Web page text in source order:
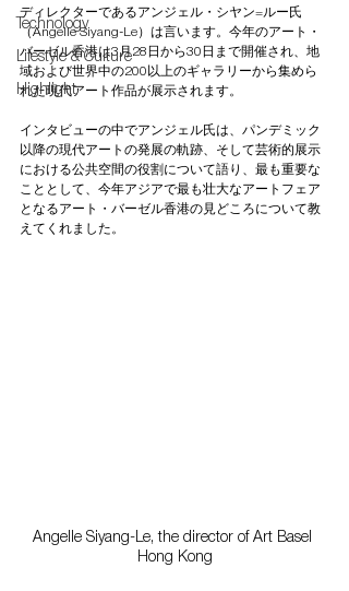
Technology
Lifestyle & Culture
Highlight
ディレクターであるアンジェル・シヤン=ルー氏
（Angelle Siyang-Le）は言います。今年のアート・
バーゼル香港は3月28日から30日まで開催され、地
域および世界中の200以上のギャラリーから集めら
れた現代アート作品が展示されます。
インタビューの中でアンジェル氏は、パンデミック
以降の現代アートの発展の軌跡、そして芸術的展示
における公共空間の役割について語り、 最も重要な
こととして、今年アジアで最も壮大なアートフェア
となるアート・バーゼル香港の見どころについて教
えてくれました。
Angelle Siyang-Le, the director of Art Basel
Hong Kong